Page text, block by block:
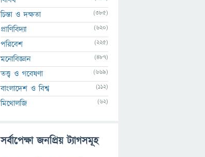
চিন্তা ও দক্ষতা (385)
প্রাণিবিদ্যা (620)
পরিবেশ (225)
মনোবিজ্ঞান (487)
তত্ত্ব ও গবেষণা (669)
বাংলাদেশ ও বিশ্ব (112)
মিথোলজি (62)
সর্বাপেক্ষা জনপ্রিয় ট্যাগসমূহ